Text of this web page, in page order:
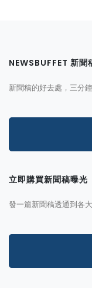
NEWSBUFFET 新聞
新聞稿的好去處，三分
立即購買新聞稿曝光
發一篇新聞稿透通到各